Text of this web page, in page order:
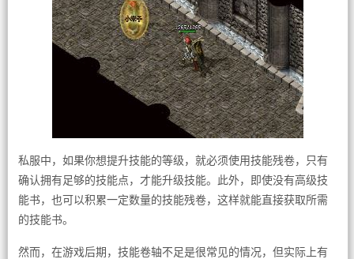
私服中，如果你想提升技能的等级，就必须使用技能残卷，只有
确认拥有足够的技能点，才能升级技能。此外，即使没有高级技
能书，也可以积累一定数量的技能残卷，这样就能直接获取所需
的技能书。
然而，在游戏后期，技能卷轴不足是很常见的情况，但实际上有